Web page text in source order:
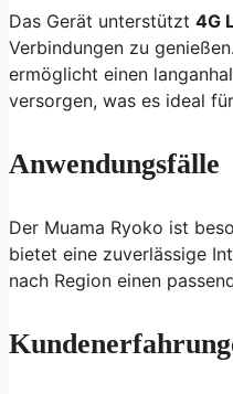
Das Gerät unterstützt 4G
Verbindungen zu
ermöglicht einen
versorgen, was es ideal
Anwendungsfälle
Der Muama Ryoko ist
bietet eine zuverlässige
nach Region einen